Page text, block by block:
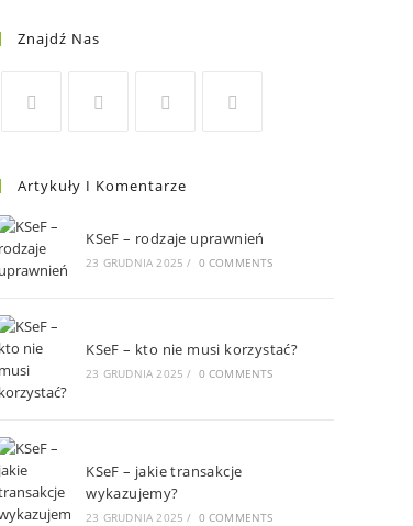
Znajdź Nas
Artykuły I Komentarze
KSeF – rodzaje uprawnień
23 GRUDNIA 2025 / 0 COMMENTS
KSeF – kto nie musi korzystać?
23 GRUDNIA 2025 / 0 COMMENTS
KSeF – jakie transakcje
wykazujemy?
23 GRUDNIA 2025 / 0 COMMENTS